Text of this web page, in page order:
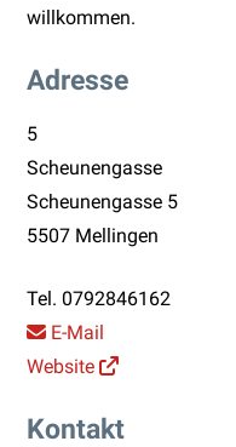
willkommen.
Adresse
5
Scheunengasse
Scheunengasse 5
5507 Mellingen
Tel.0792846162
E-Mail
Website
Kontakt